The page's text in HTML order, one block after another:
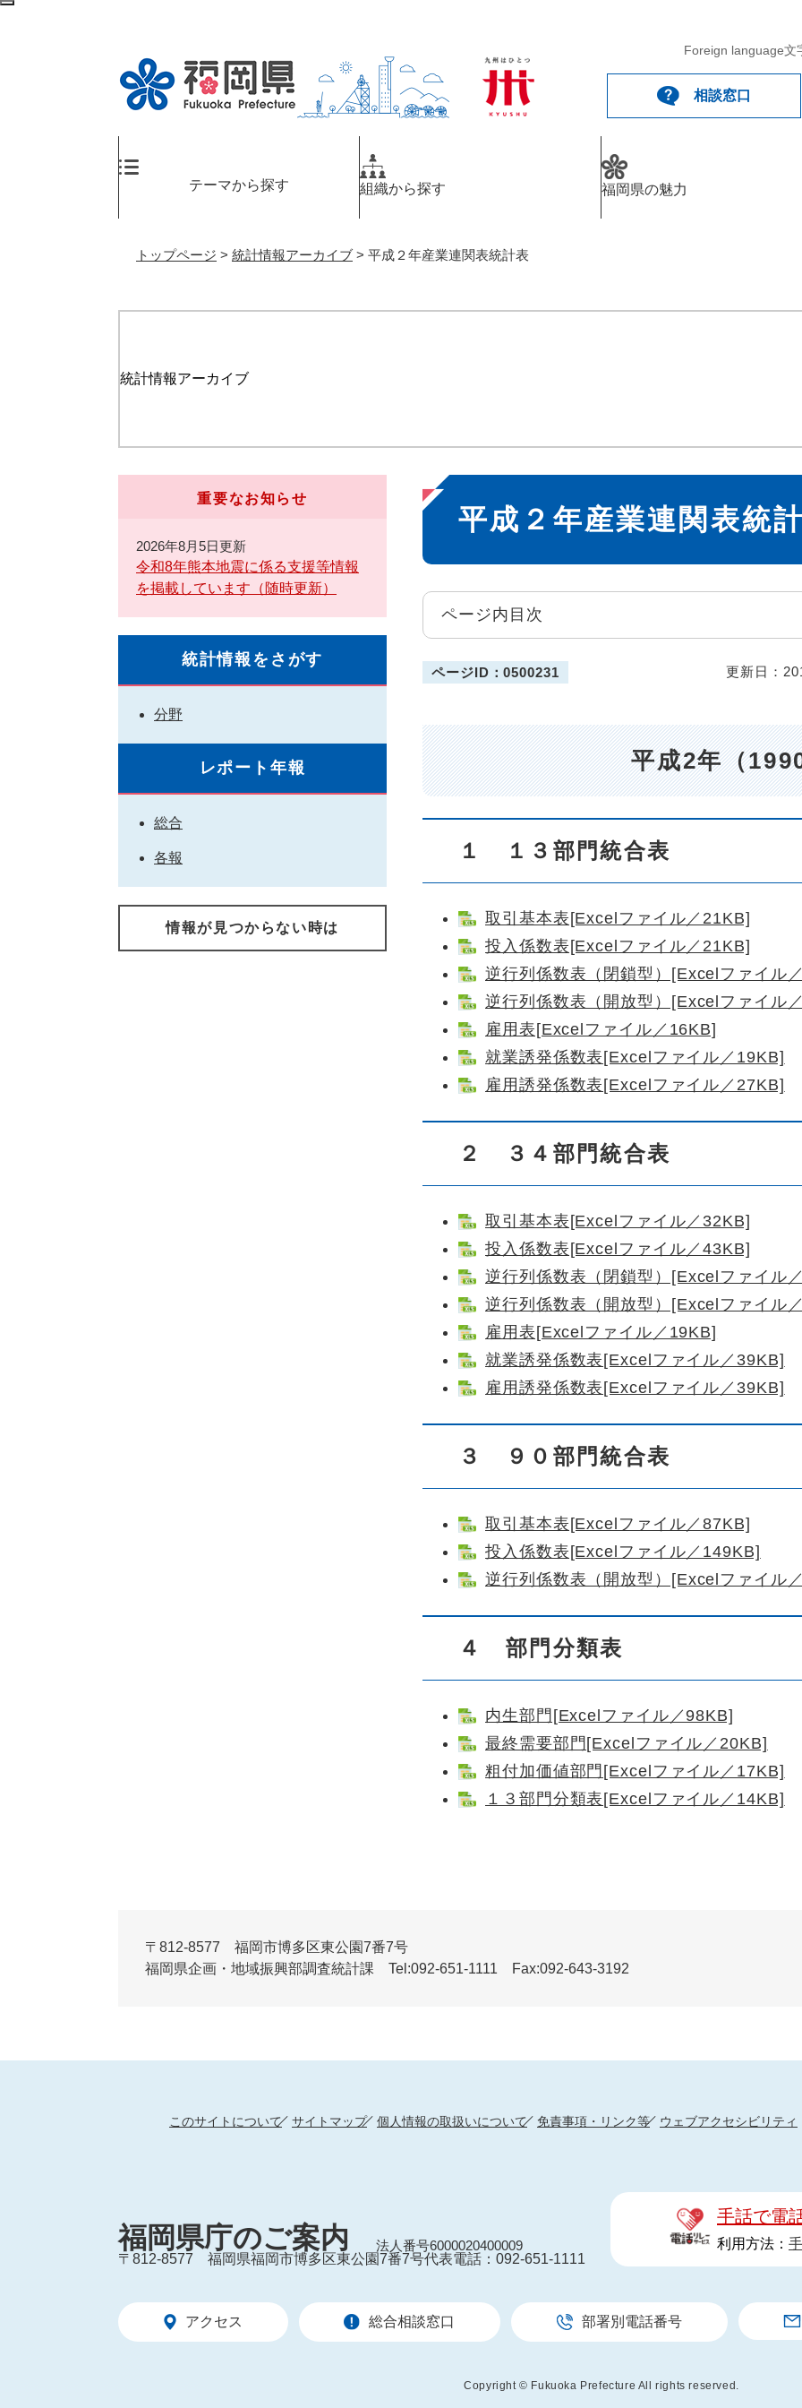
ペ
メ
Foreign language文
相談窓口
テーマから探す 組織から探す 福岡県の魅力
トップページ > 統計情報アーカイブ > 平成２年産業連関表統計表
統計情報アーカイブ
本
文
平成２年産業連関表統
ページ内目次
ページID：0500231 更新日：
平成2年（
１ １３部門統合表
取引基本表[Excelファイル／21KB]
投入係数表[Excelファイル／21KB]
逆行列係数表（閉鎖型）[Excelファイル
逆行列係数表（開放型）[Excelファイル
雇用表[Excelファイル／16KB]
就業誘発係数表[Excelファイル／19KB]
雇用誘発係数表[Excelファイル／27KB]
２ ３４部門統合表
取引基本表[Excelファイル／32KB]
投入係数表[Excelファイル／43KB]
逆行列係数表（閉鎖型）[Excelファイル
逆行列係数表（開放型）[Excelファイル
雇用表[Excelファイル／19KB]
就業誘発係数表[Excelファイル／39KB]
雇用誘発係数表[Excelファイル／39KB]
３ ９０部門統合表
取引基本表[Excelファイル／87KB]
投入係数表[Excelファイル／149KB]
逆行列係数表（開放型）[Excelファイル
４ 部門分類表
内生部門[Excelファイル／98KB]
最終需要部門[Excelファイル／20KB]
粗付加価値部門[Excelファイル／17KB]
１３部門分類表[Excelファイル／14KB]
重要なお知らせ
2026年8月5日更新
令和8年熊本地震に係る支援等情報
を掲載しています（随時更新）
統計情報をさがす
分野
レポート年報
総合
各報
情報が見つからない時は
〒812-8577 福岡市博多区東公園7番7号
福岡県企画・地域振興部調査統計課 Tel:092-651-1111 Fax:092-643-3192
このサイトについて サイトマップ 個人情報の取扱いについて 免責事項・リンク等 ウェブアクセシビリティ
福岡県庁のご案内
法人番号6000020400009
〒812-8577
福岡県福岡市博多区東公園7番7号代表電話：092-651-1111
手話で電
利用方法：
アクセス 総合相談窓口 部署別電話番号
Copyright © Fukuoka Prefecture All rights reserved.